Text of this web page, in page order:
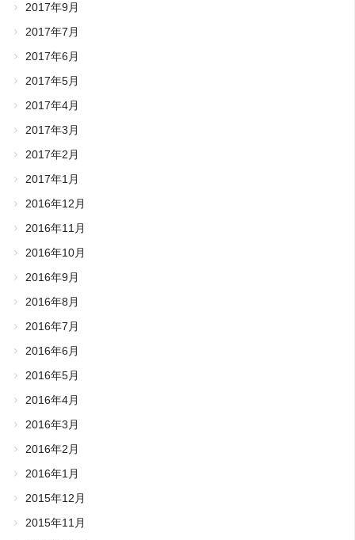
2017年9月
2017年7月
2017年6月
2017年5月
2017年4月
2017年3月
2017年2月
2017年1月
2016年12月
2016年11月
2016年10月
2016年9月
2016年8月
2016年7月
2016年6月
2016年5月
2016年4月
2016年3月
2016年2月
2016年1月
2015年12月
2015年11月